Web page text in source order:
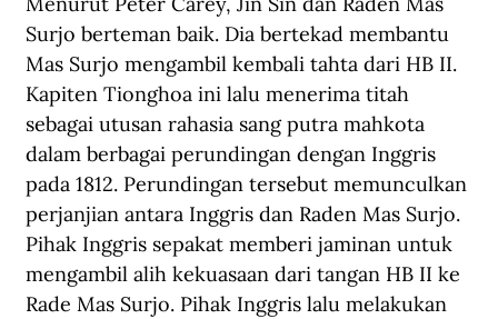
Surjo berteman baik. Dia bertekad membantu
Mas Surjo mengambil kembali tahta dari HB II.
Kapiten Tionghoa ini lalu menerima titah
sebagai utusan rahasia sang putra mahkota
dalam berbagai perundingan dengan Inggris
pada 1812. Perundingan tersebut memunculkan
perjanjian antara Inggris dan Raden Mas Surjo.
Pihak Inggris sepakat memberi jaminan untuk
mengambil alih kekuasaan dari tangan HB II ke
Rade Mas Surjo. Pihak Inggris lalu melakukan